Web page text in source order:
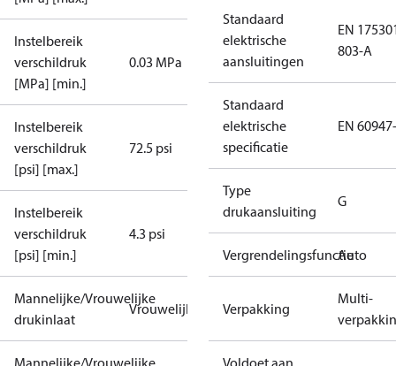
Instelbereik
verschildruk
[MPa] [min.]
0.03 MPa
Instelbereik
verschildruk
[psi] [max.]
72.5 psi
Instelbereik
verschildruk
[psi] [min.]
4.3 psi
Mannelijke/Vrouwelijke
drukinlaat
Vrouwelijk
Mannelijke/Vrouwelijke
Standaard
elektrische
aansluitingen
EN
803-A
Standaard
elektrische
specificatie
EN
Type
drukaansluiting
G
VergrendelingsfunctieAuto
Verpakking
Multi-
Voldoet aan